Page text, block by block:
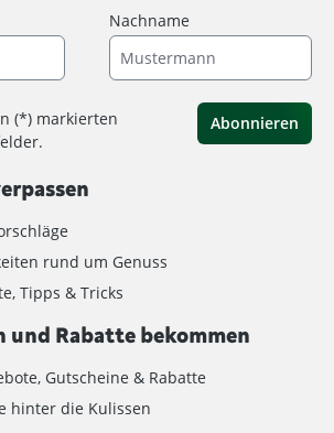
Nachname
(*) markierten
Abonnieren
rund um Genuss
Tipps & Tricks
und Rabatte bekommen
Gutscheine & Rabatte
hinter die Kulissen